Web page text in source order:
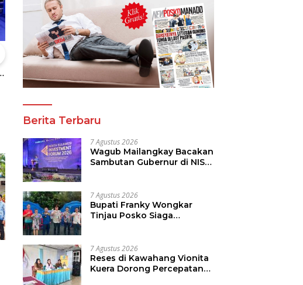
Juara Tinju Asia Ramaikan
Kejuaraan Tinju Perbati
2026 Memperebutkan Piala
Wali Kota Manado
Panitia Tinju Perbati 2026
dan Pihak Mega Jasa
Kelolah All Out Siapkan
Lokasi Pertandingan
Berita Terbaru
7 Agustus 2026
Wagub Mailangkay Bacakan
Sambutan Gubernur di NISF
Hilirisasi Kelapa ke Investor
7 Agustus 2026
Bupati Franky Wongkar
Tinjau Posko Siaga
Musim Kemarau
7 Agustus 2026
Reses di Kawahang Vionita
Kuera Dorong Percepatan